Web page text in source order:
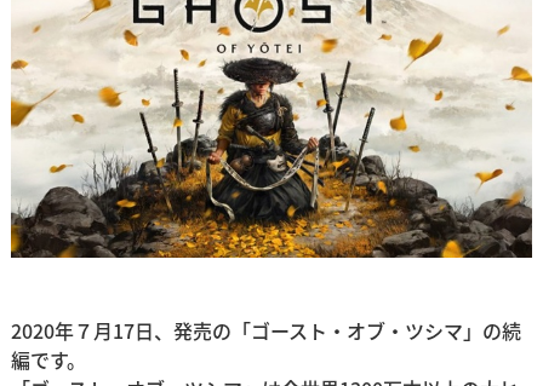
2020年７月17日、発売の「ゴースト・オブ・ツシマ」の続
編です。